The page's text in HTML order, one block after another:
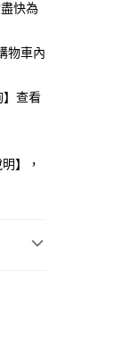
簡單
超商
請聯
快為
物車內
查看
】，